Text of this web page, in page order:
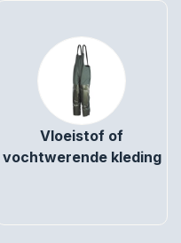
Vloeistof of
vochtwerende kleding